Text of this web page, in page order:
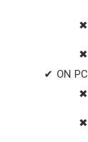
✖
✖
ON PC ✔
✖
✖